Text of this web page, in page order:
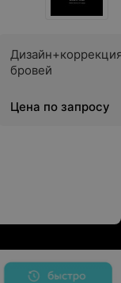
бровей
Цена по запросу